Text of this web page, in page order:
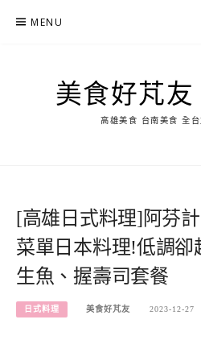
MENU
美食好芃友
高雄美食 台南美食 全
[高雄日式料理]阿芬
菜單日本料理!低調卻
生魚、握壽司套餐
日式料理 美食好芃友 2023-12-27